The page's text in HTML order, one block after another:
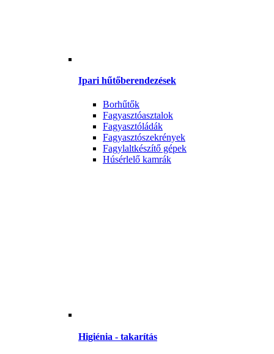
Ipari hűtőberendezések
Borhűtők
Fagyasztóasztalok
Fagyasztóládák
Fagyasztószekrények
Fagylaltkészítő gépek
Húsérlelő kamrák
Higiénia - takarítás